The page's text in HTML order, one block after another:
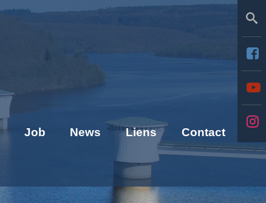
Job News Liens Contact